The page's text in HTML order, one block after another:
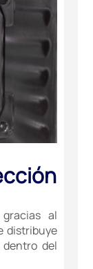
al
distribuye
del